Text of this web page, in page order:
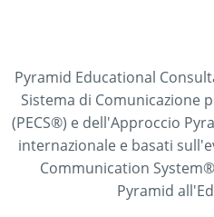
Partecipante
comunicative
Pyramid Educational
Sistema di Comunicazione
(PECS®) e dell'Approccio
internazionale e basati
Communication
Pyramid